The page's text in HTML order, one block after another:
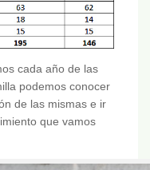
cada año de las
podemos conocer
de las mismas e ir
que vamos